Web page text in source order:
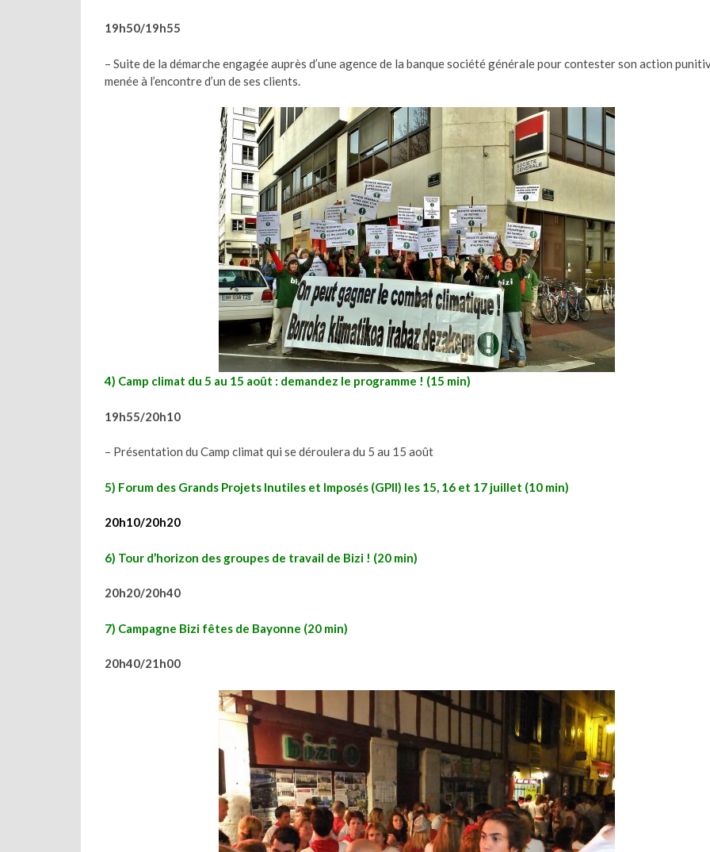
19h50/19h55
– Suite de la démarche engagée auprès d’une agence de la banque société générale pour contester son action
menée à l’encontre d’un de ses clients.
4) Camp climat du 5 au 15 août : demandez le programme ! (15 min)
19h55/20h10
– Présentation du Camp climat qui se déroulera du 5 au 15 août
5) Forum des Grands Projets Inutiles et Imposés (GPII) les 15, 16 et 17 juillet (10 min)
20h10/20h20
6) Tour d’horizon des groupes de travail de Bizi ! (20 min)
20h20/20h40
7) Campagne Bizi fêtes de Bayonne (20 min)
20h40/21h00